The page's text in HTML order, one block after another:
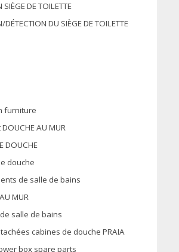
SIÈGE DE TOILETTE
DÉTECTION DU SIÈGE DE TOILETTE
furniture
AU MUR
DOUCHE
douche
de salle de bains
MUR
salle de bains
cabines de douche PRAIA
box spare parts